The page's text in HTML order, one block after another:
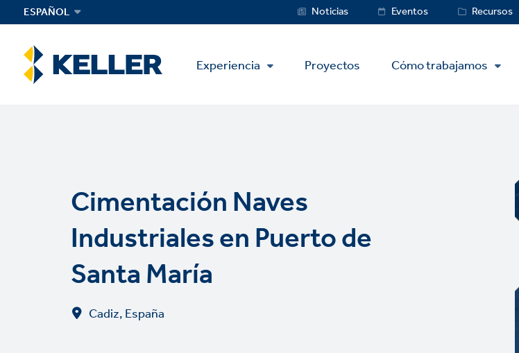
to
content
ESPAÑOL Service
MenuNoticias Eventos Recursos
Main
Menu
Experiencia Proyectos Cómo trabajamos
Cimentación Naves
Industriales en Puerto de
Santa María
Cadiz, España